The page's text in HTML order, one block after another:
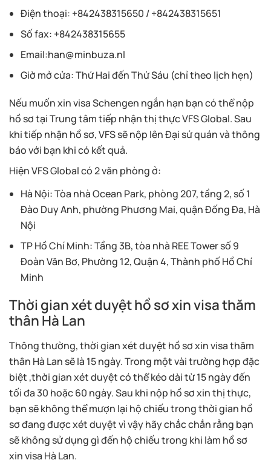
Điện thoại: +842438315650 / +842438315651
Số fax: +842438315655
Email:han@minbuza.nl
Giờ mở cửa: Thứ Hai đến Thứ Sáu (chỉ theo lịch hẹn)
Nếu muốn xin visa Schengen ngắn hạn bạn có thể nộp
hồ sơ tại Trung tâm tiếp nhận thị thực VFS Global. Sau
khi tiếp nhận hồ sơ, VFS sẽ nộp lên Đại sứ quán và thông
báo với bạn khi có kết quả.
Hiện VFS Global có 2 văn phòng ở:
Hà Nội: Tòa nhà Ocean Park, phòng 207, tầng 2, số 1
Đào Duy Anh, phường Phương Mai, quận Đống Đa, Hà
Nội
TP Hồ Chí Minh: Tầng 3B, tòa nhà REE Tower số 9
Đoàn Văn Bơ, Phường 12, Quận 4, Thành phố Hồ Chí
Minh
Thời gian xét duyệt hồ sơ xin visa thăm
thân Hà Lan
Thông thường, thời gian xét duyệt hồ sơ xin visa thăm
thân Hà Lan sẽ là 15 ngày. Trong một vài trường hợp đặc
biệt ,thời gian xét duyệt có thể kéo dài từ 15 ngày đến
tối đa 30 hoặc 60 ngày. Sau khi nộp hồ sơ xin thị thực,
bạn sẽ không thể mượn lại hộ chiếu trong thời gian hồ
sơ đang được xét duyệt vì vậy hãy chắc chắn rằng bạn
sẽ không sử dụng gì đến hộ chiếu trong khi làm hồ sơ
xin visa Hà Lan.